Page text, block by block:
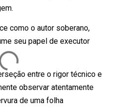
como o autor soberano,
seu papel de executor
entre o rigor técnico e
observar atentamente
de uma folha